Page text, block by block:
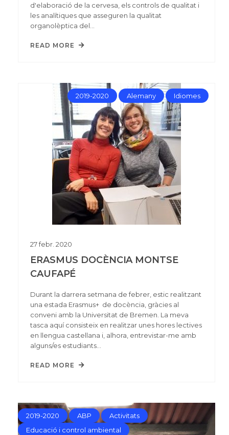
d'elaboració de la cervesa, els controls de qualitat i
les analítiques que asseguren la qualitat
organolèptica del…
READ MORE
2019-2020 Alemany Idiomes
27febr. 2020
ERASMUS DOCÈNCIA MONTSE
CAUFAPÉ
Durant la darrera setmana de febrer, estic realitzant
una estada Erasmus+ de docència, gràcies al
conveni amb la Universitat de Bremen. La meva
tasca aquí consisteix en realitzar unes hores lectives
en llengua castellana i, alhora, entrevistar-me amb
alguns/es estudiants…
READ MORE
2019-2020 ABP
Activitats
Educació i control ambiental